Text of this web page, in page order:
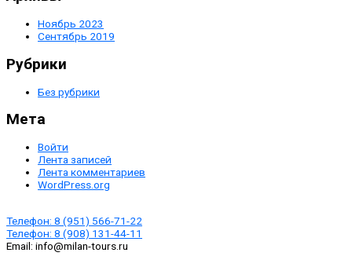
Ноябрь 2023
Сентябрь 2019
Рубрики
Без рубрики
Мета
Войти
Лента записей
Лента комментариев
WordPress.org
Телефон: 8 (951) 566-71-22
Телефон: 8 (908) 131-44-11
Email: info@milan-tours.ru